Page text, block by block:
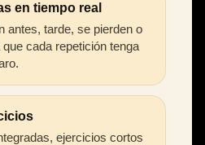
en tiempo real
antes, tarde, se pierden o
cada repetición tenga
ejercicios cortos